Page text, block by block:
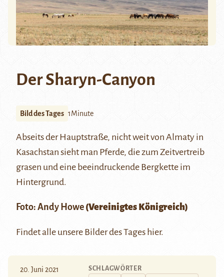
Der Sharyn-Canyon
Bild des Tages 1Minute
Abseits der Hauptstraße, nicht weit von Almaty in
Kasachstan sieht man Pferde, die zum Zeitvertreib
grasen und eine beeindruckende Bergkette im
Hintergrund.
Foto: Andy Howe (Vereinigtes Königreich)
Findet alle unsere Bilder des Tages hier.
20. Juni 2021 SCHLAGWÖRTER